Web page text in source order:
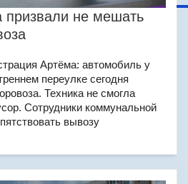
не мешать
Артёма: автомобиль у
переулке сегодня
Техника не смогла
Сотрудники коммунальной
вывозу